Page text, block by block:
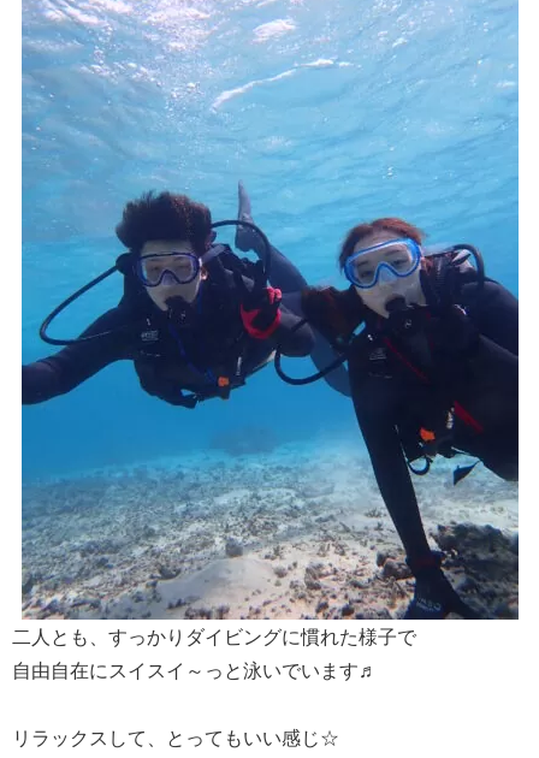
二人とも、すっかりダイビングに慣れた様子で
自由自在にスイスイ～っと泳いでいます♬
リラックスして、とってもいい感じ☆